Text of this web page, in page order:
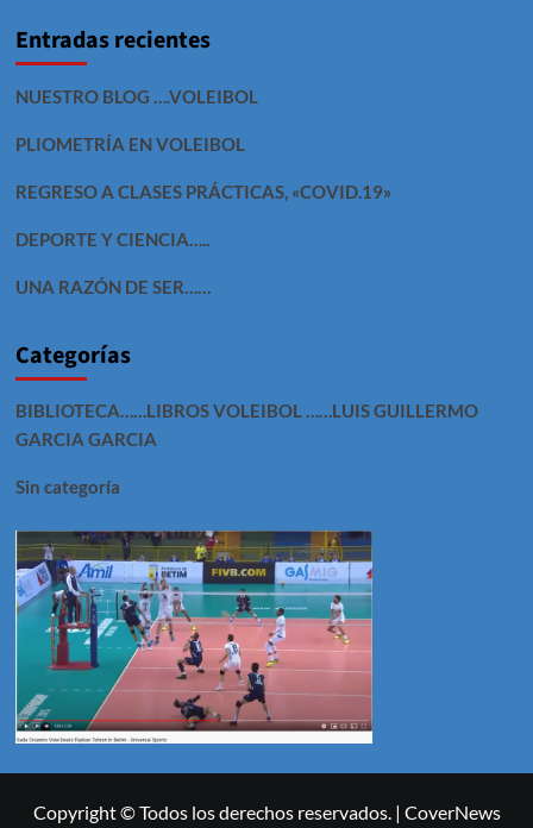
Entradas recientes
NUESTRO BLOG ….VOLEIBOL
PLIOMETRÍA EN VOLEIBOL
REGRESO A CLASES PRÁCTICAS, «COVID.19»
DEPORTE Y CIENCIA…..
UNA RAZÓN DE SER……
Categorías
BIBLIOTECA……LIBROS VOLEIBOL ……LUIS GUILLERMO
GARCIA GARCIA
Sin categoría
Copyright © Todos los derechos reservados. | CoverNews